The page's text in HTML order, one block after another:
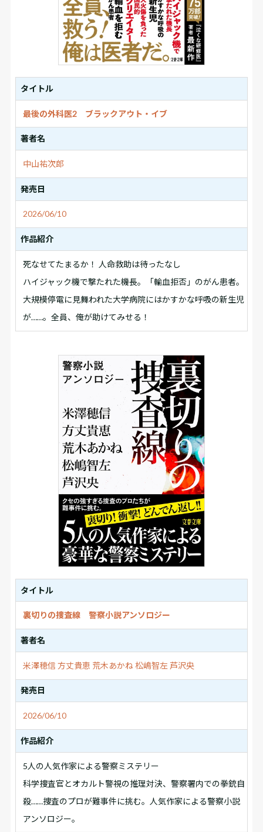
タイトル
最後の外科医2 ブラックアウト・イブ
著者名
中山祐次郎
発売日
2026/06/10
作品紹介
死なせてたまるか！ 人命救助は待ったなし
ハイジャック機で撃たれた機長。「輸血拒否」のがん患者。
大規模停電に見舞われた大学病院にはかすかな呼吸の新生児
が……。全員、俺が助けてみせる！
タイトル
裏切りの捜査線 警察小説アンソロジー
著者名
米澤穂信 方丈貴恵 荒木あかね松嶋智左 芦沢央
発売日
2026/06/10
作品紹介
5人の人気作家による警察ミステリー
科学捜査官とオカルト警視の推理対決、警察署内での拳銃自
殺……捜査のプロが難事件に挑む。人気作家による警察小説
アンソロジー。